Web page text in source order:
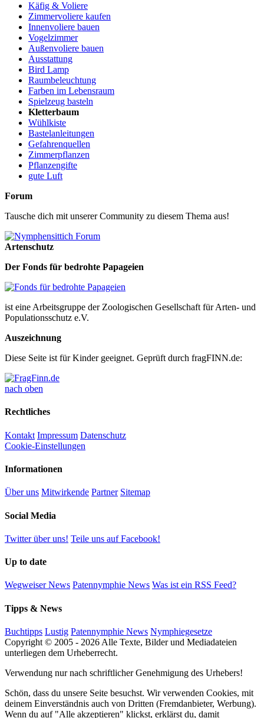
Käfig & Voliere
Zimmervoliere kaufen
Innenvoliere bauen
Vogelzimmer
Außenvoliere bauen
Ausstattung
Bird Lamp
Raumbeleuchtung
Farben im Lebensraum
Spielzeug basteln
Kletterbaum
Wühlkiste
Bastelanleitungen
Gefahrenquellen
Zimmerpflanzen
Pflanzengifte
gute Luft
Forum
Tausche dich mit unserer Community zu diesem Thema aus!
Artenschutz
Der Fonds für bedrohte Papageien
ist eine Arbeitsgruppe der Zoologischen Gesellschaft für Arten- und
Populationsschutz e.V.
Auszeichnung
Diese Seite ist für Kinder geeignet. Geprüft durch fragFINN.de:
nach oben
Rechtliches
Kontakt Impressum Datenschutz
Cookie-Einstellungen
Informationen
Über uns Mitwirkende Partner Sitemap
Social Media
Twitter über uns! Teile uns auf Facebook!
Up to date
Wegweiser News Patennymphie News Was ist ein RSS Feed?
Tipps & News
Buchtipps Lustig Patennymphie News Nymphiegesetze
Copyright © 2005 - 2026 Alle Texte, Bilder und Mediadateien
unterliegen dem Urheberrecht.
Verwendung nur nach schriftlicher Genehmigung des Urhebers!
Schön, dass du unsere Seite besuchst. Wir verwenden Cookies, mit
deinem Einverständnis auch von Dritten (Fremdanbieter, Werbung).
Wenn du auf "Alle akzeptieren" klickst, erklärst du, damit